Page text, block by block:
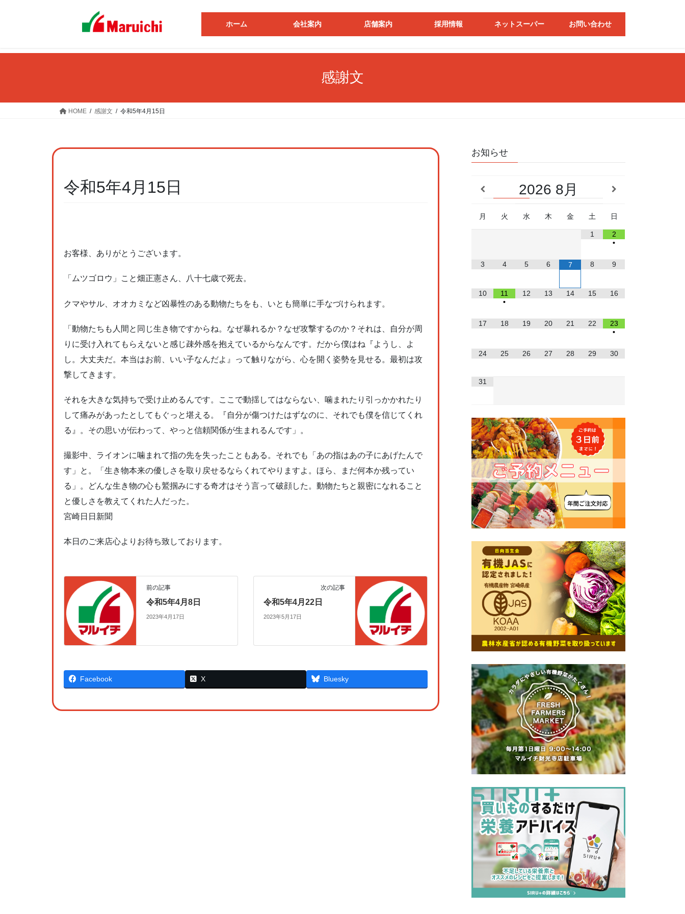
ツ
ッ
シ
移
ホーム 会社案内 店舗案内 採用情報 ネットスーパー お問い合わせ
感謝文
HOME 感謝文 令和5年4月15日
令和5年4月15日
お客様、ありがとうございます。
「ムツゴロウ」こと畑正憲さん、八十七歳で死去。
クマやサル、オオカミなど凶暴性のある動物たちをも、いとも簡単に手なづけられます。
「動物たちも人間と同じ生き物ですからね。なぜ暴れるか？なぜ攻撃するのか？それは、自分が周
りに受け入れてもらえないと感じ疎外感を抱えているからなんです。だから僕はね『ようし、よ
し。大丈夫だ。本当はお前、いい子なんだよ』って触りながら、心を開く姿勢を見せる。最初は攻
撃してきます。
それを大きな気持ちで受け止めるんです。ここで動揺してはならない、噛まれたり引っかかれたり
して痛みがあったとしてもぐっと堪える。『自分が傷つけたはずなのに、それでも僕を信じてくれ
る』。その思いが伝わって、やっと信頼関係が生まれるんです」。
撮影中、ライオンに噛まれて指の先を失ったこともある。それでも「あの指はあの子にあげたんで
す」と。「生き物本来の優しさを取り戻せるならくれてやりますよ。ほら、まだ何本か残ってい
る」。どんな生き物の心も鷲掴みにする奇才はそう言って破顔した。動物たちと親密になれること
と優しさを教えてくれた人だった。
宮崎日日新聞
本日のご来店心よりお待ち致しております。
前の記事
令和5年4月8日
2023年4月17日
次の記事
令和5年4月22日
2023年5月17日
Facebook X Bluesky
お知らせ
2026 8月
月 火 水 木 金 土 日
1
2
•
3 4 5 6 7 8 9
10
11
•
12 13 14 15 16
17 18 19 20 21 22
23
•
24 25 26 27 28 29 30
31